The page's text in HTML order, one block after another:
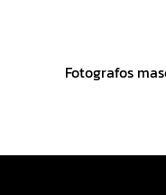
Fotografos